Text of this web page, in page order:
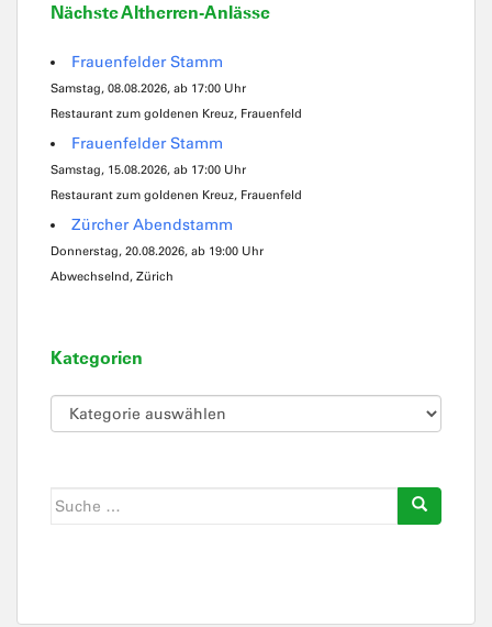
Nächste Altherren-Anlässe
Frauenfelder Stamm
Samstag, 08.08.2026, ab 17:00 Uhr
Restaurant zum goldenen Kreuz, Frauenfeld
Frauenfelder Stamm
Samstag, 15.08.2026, ab 17:00 Uhr
Restaurant zum goldenen Kreuz, Frauenfeld
Zürcher Abendstamm
Donnerstag, 20.08.2026, ab 19:00 Uhr
Abwechselnd, Zürich
Kategorien
Kategorien
Suche